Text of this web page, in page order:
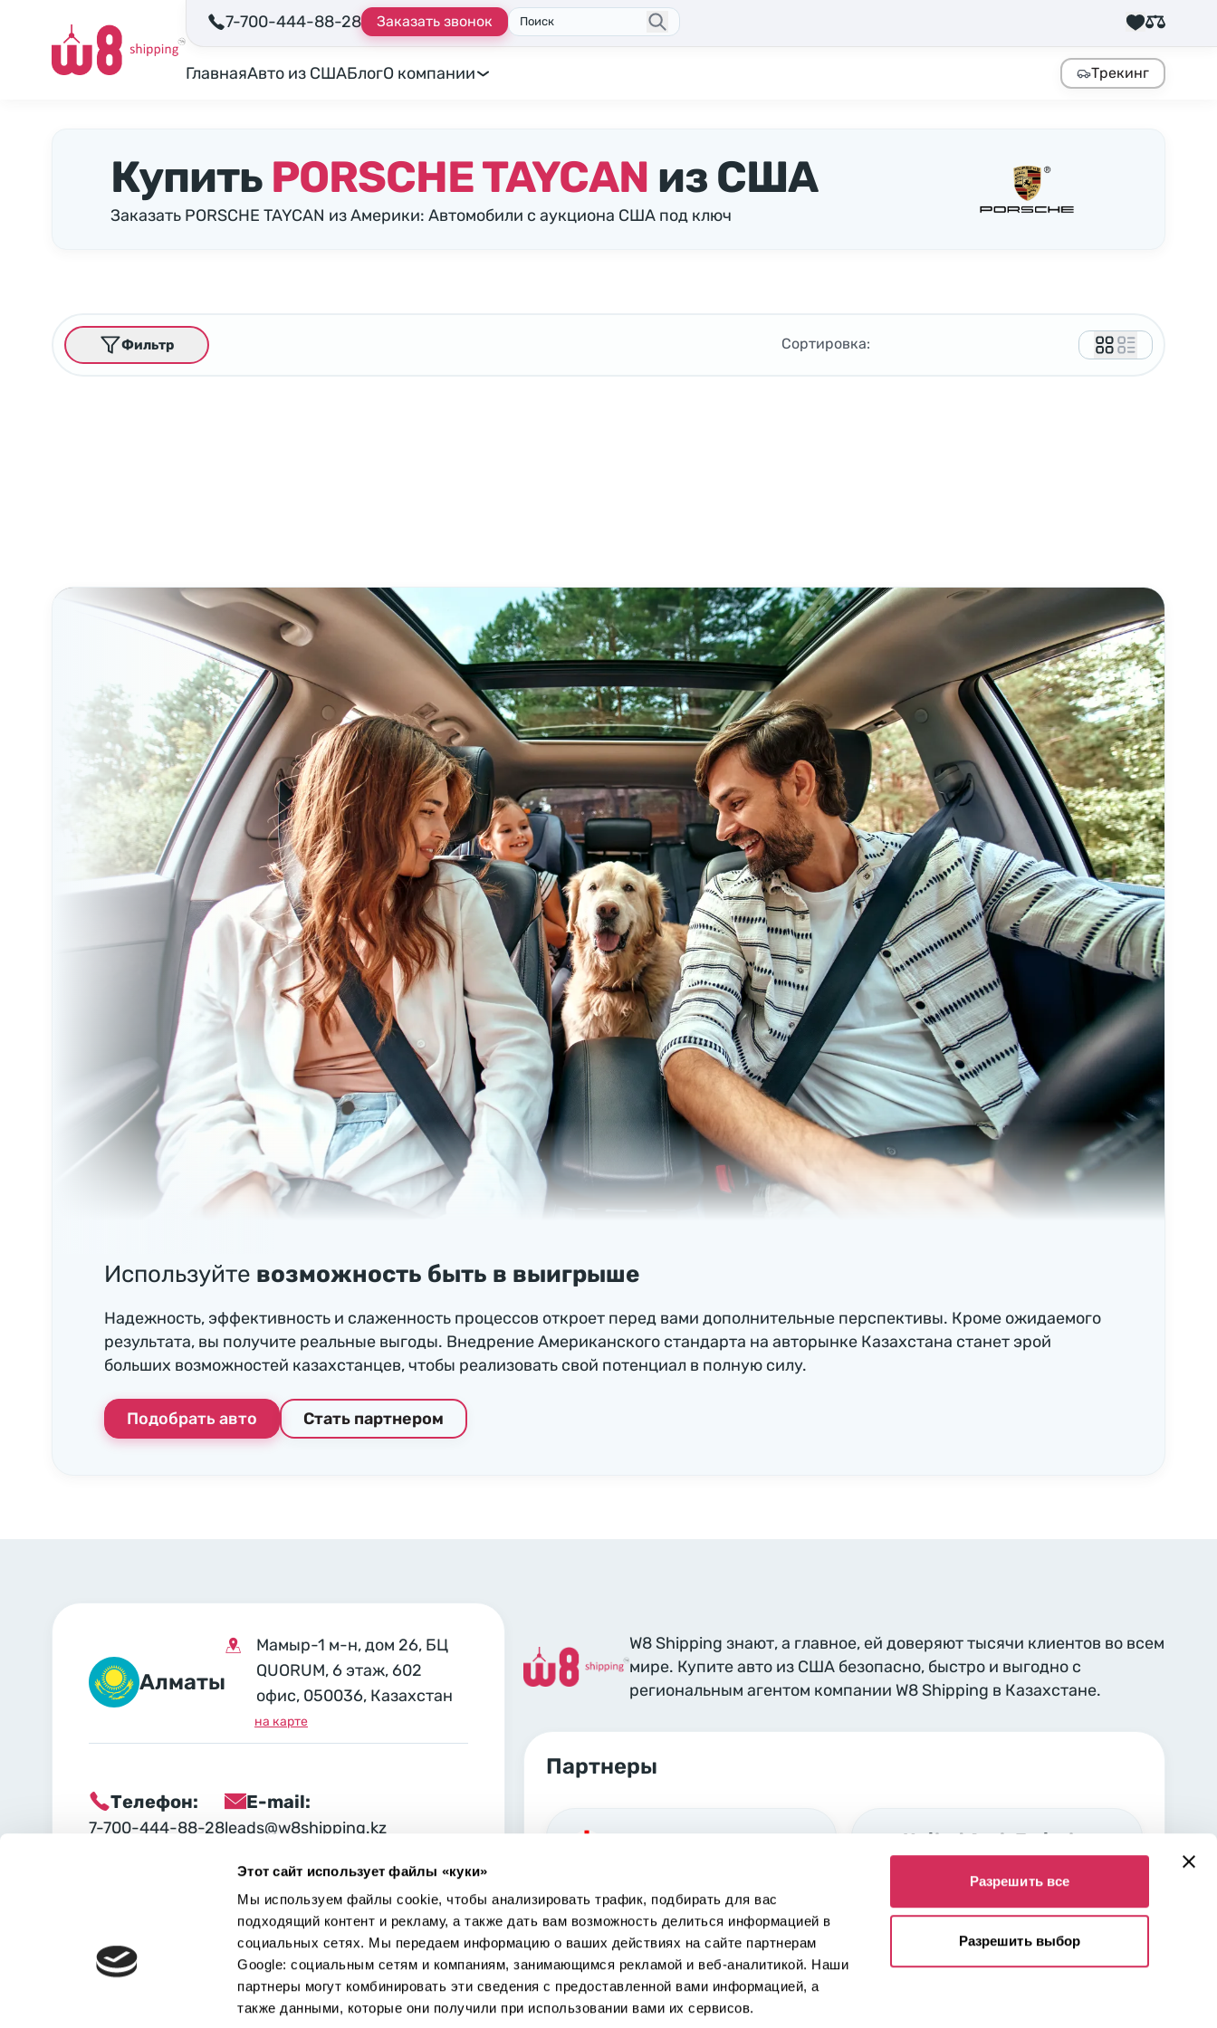
Этот сайт использует файлы «куки»
Мы используем файлы cookie, чтобы анализировать трафик, подбирать для вас
подходящий контент и рекламу, а также дать вам возможность делиться информацией в
социальных сетях. Мы передаем информацию о ваших действиях на сайте партнерам
Google: социальным сетям и компаниям, занимающимся рекламой и веб-аналитикой. Наши
партнеры могут комбинировать эти сведения с предоставленной вами информацией, а
также данными, которые они получили при использовании вами их сервисов.
Разрешить все
Разрешить выбор
7-700-444-88-28 Заказать звонок Поиск
ГлавнаяАвто из СШАБлогО компании Трекинг
Купить PORSCHE TAYCAN из США
Заказать PORSCHE TAYCAN из Америки: Автомобили с аукциона США под ключ
Сортировка:
Фильтр
Используйте возможность быть в выигрыше
Надежность, эффективность и слаженность процессов откроет перед вами дополнительные перспективы. Кроме ожидаемого
результата, вы получите реальные выгоды. Внедрение Американского стандарта на авторынке Казахстана станет эрой
больших возможностей казахстанцев, чтобы реализовать свой потенциал в полную силу.
Подобрать авто Стать партнером
Алматы
Мамыр-1 м-н, дом 26, БЦ
QUORUM, 6 этаж, 602
офис, 050036, Казахстан
на карте
Телефон:
7-700-444-88-28
E-mail:
leads@w8shipping.kz
Социальные сети:
W8 Shipping знают, а главное, ей доверяют тысячи клиентов во всем
мире. Купите авто из США безопасно, быстро и выгодно с
региональным агентом компании W8 Shipping в Казахстане.
Партнеры
United Arab Emirates,
Industrial area Nr. 5 Sharjah,
00000
USA, Los Angeles